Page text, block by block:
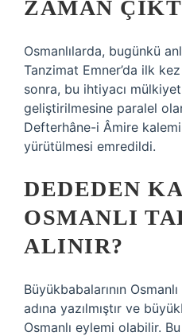
ZAMAN
Osmanlılarda, bugünkü
Tanzimat Emner’da ilk
sonra, bu ihtiyacı
geliştirilmesine paralel
Defterhâne-i Âmire kalemi
yürütülmesi emredildi.
DEDEDEN
OSMANLI
ALINIR?
Büyükbabalarının
adına yazılmıştır ve
Osmanlı eylemi olabilir.